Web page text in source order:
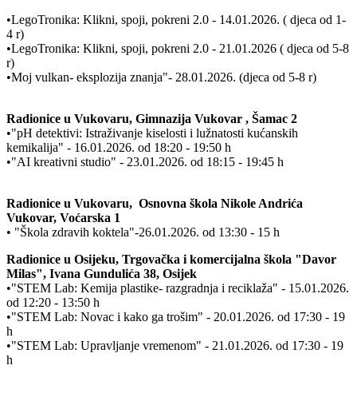
•LegoTronika: Klikni, spoji, pokreni 2.0 - 14.01.2026. ( djeca od 1-
4 r)
•LegoTronika: Klikni, spoji, pokreni 2.0 - 21.01.2026 ( djeca od 5-8
r)
•Moj vulkan- eksplozija znanja"- 28.01.2026. (djeca od 5-8 r)
Radionice u Vukovaru, Gimnazija Vukovar , Šamac 2
•"pH detektivi: Istraživanje kiselosti i lužnatosti kućanskih
kemikalija" - 16.01.2026. od 18:20 - 19:50 h
•"AI kreativni studio" - 23.01.2026. od 18:15 - 19:45 h
Radionice u Vukovaru, Osnovna škola Nikole Andrića
Vukovar, Voćarska 1
• "Škola zdravih koktela"-26.01.2026. od 13:30 - 15 h
Radionice u Osijeku, Trgovačka i komercijalna škola "Davor
Milas", Ivana Gundulića 38, Osijek
•"STEM Lab: Kemija plastike- razgradnja i reciklaža" - 15.01.2026.
od 12:20 - 13:50 h
•"STEM Lab: Novac i kako ga trošim" - 20.01.2026. od 17:30 - 19
h
•"STEM Lab: Upravljanje vremenom" - 21.01.2026. od 17:30 - 19
h